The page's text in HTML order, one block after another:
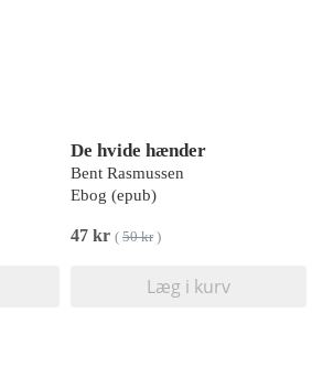
De hvide hænder
Bent Rasmussen
Ebog (epub)
47 kr ( 50 kr)
Læg i kurv